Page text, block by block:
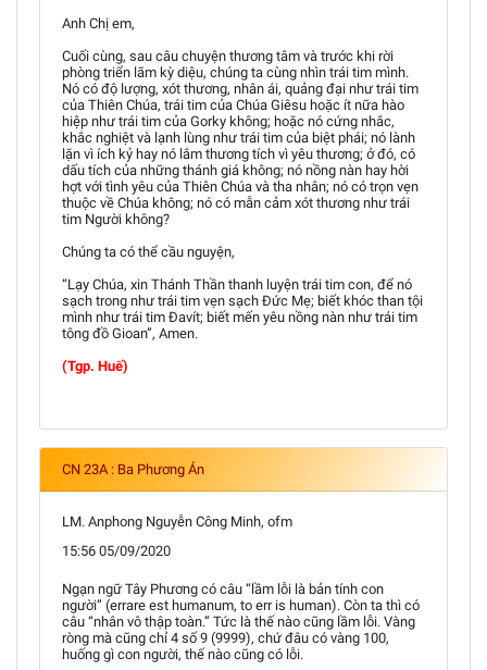
Anh Chị em,
Cuối cùng, sau câu chuyện thương tâm và trước khi rời
phòng triển lãm kỳ diệu, chúng ta cùng nhìn trái tim mình.
Nó có độ lượng, xót thương, nhân ái, quảng đại như trái tim
của Thiên Chúa, trái tim của Chúa Giêsu hoặc ít nữa hào
hiệp như trái tim của Gorky không; hoặc nó cứng nhắc,
khắc nghiệt và lạnh lùng như trái tim của biệt phái; nó lành
lặn vì ích kỷ hay nó lắm thương tích vì yêu thương; ở đó, có
dấu tích của những thánh giá không; nó nồng nàn hay hời
hợt với tình yêu của Thiên Chúa và tha nhân; nó có trọn vẹn
thuộc về Chúa không; nó có mẫn cảm xót thương như trái
tim Người không?
Chúng ta có thể cầu nguyện,
“Lạy Chúa, xin Thánh Thần thanh luyện trái tim con, để nó
sạch trong như trái tim vẹn sạch Đức Mẹ; biết khóc than tội
mình như trái tim Đavít; biết mến yêu nồng nàn như trái tim
tông đồ Gioan”, Amen.
(Tgp. Huế)
CN 23A : Ba Phương Án
LM. Anphong Nguyễn Công Minh, ofm
15:56 05/09/2020
Ngạn ngữ Tây Phương có câu “lầm lỗi là bản tính con
người” (errare est humanum, to err is human). Còn ta thì có
câu “nhân vô thập toàn.” Tức là thế nào cũng lầm lỗi. Vàng
ròng mà cũng chỉ 4 số 9 (9999), chứ đâu có vàng 100,
huống gì con người, thế nào cũng có lỗi.